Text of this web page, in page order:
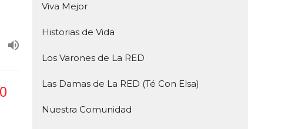
Viva Mejor
Historias de Vida
Los Varones de La RED
Las Damas de La RED (Té Con Elsa)
Nuestra Comunidad